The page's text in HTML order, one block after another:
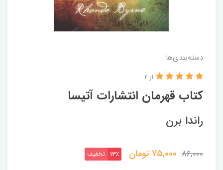
دسته‌بندی‌ها
کتاب قهرمان انتشارات آتیسا
از 2
راندا برن
86,000
75,000تومان 13٪ تخفیف